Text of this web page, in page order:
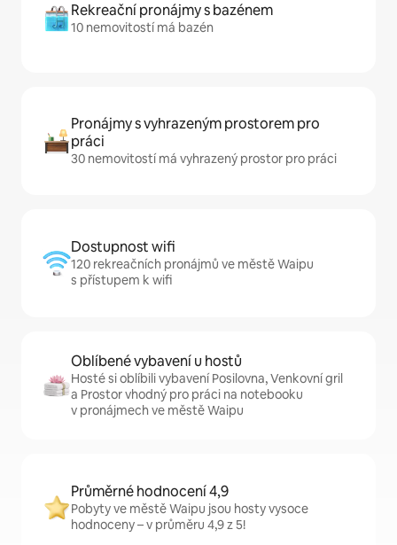
Rekreační pronájmy s bazénem
10 nemovitostí má bazén
Pronájmy s vyhrazeným prostorem pro
práci
30 nemovitostí má vyhrazený prostor pro práci
Dostupnost wifi
120 rekreačních pronájmů ve městě Waipu
s přístupem k wifi
Oblíbené vybavení u hostů
Hosté si oblíbili vybavení Posilovna, Venkovní gril
a Prostor vhodný pro práci na notebooku
v pronájmech ve městě Waipu
Průměrné hodnocení 4,9
Pobyty ve městě Waipu jsou hosty vysoce
hodnoceny – v průměru 4,9 z 5!